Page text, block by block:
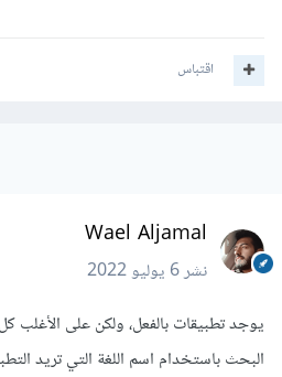
اقتباس
Wael Aljamal
نشر6 يوليو 2022
يوجد تطبيقات بالفعل، ولكن على الأغلب
البحث باستخدام اسم اللغة التي تريد